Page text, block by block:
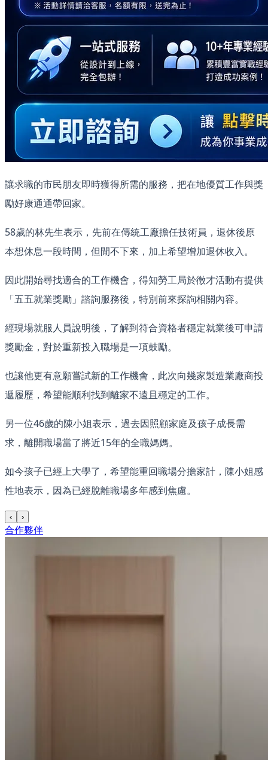
讓求職的市民朋友即時獲得所需的服務，把在地優質工作與獎
勵好康通通帶回家。
58歲的林先生表示，先前在傳統工廠擔任技術員，退休後原
本想休息一段時間，但閒不下來，加上希望增加退休收入。
因此開始尋找適合的工作機會，得知勞工局於徵才活動有提供
「五五就業獎勵」諮詢服務後，特別前來探詢相關內容。
經現場就服人員說明後，了解到符合資格者穩定就業後可申請
獎勵金，對於重新投入職場是一項鼓勵。
也讓他更有意願嘗試新的工作機會，此次向幾家製造業廠商投
遞履歷，希望能順利找到離家不遠且穩定的工作。
另一位46歲的陳小姐表示，過去因照顧家庭及孩子成長需
求，離開職場當了將近15年的全職媽媽。
如今孩子已經上大學了，希望能重回職場分擔家計，陳小姐感
性地表示，因為已經脫離職場多年感到焦慮。
‹ ›
合作夥伴